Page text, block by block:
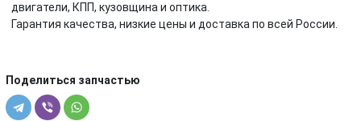
двигатели, КПП, кузовщина и оптика.
Гарантия качества, низкие цены и доставка по всей России.
Поделиться запчастью